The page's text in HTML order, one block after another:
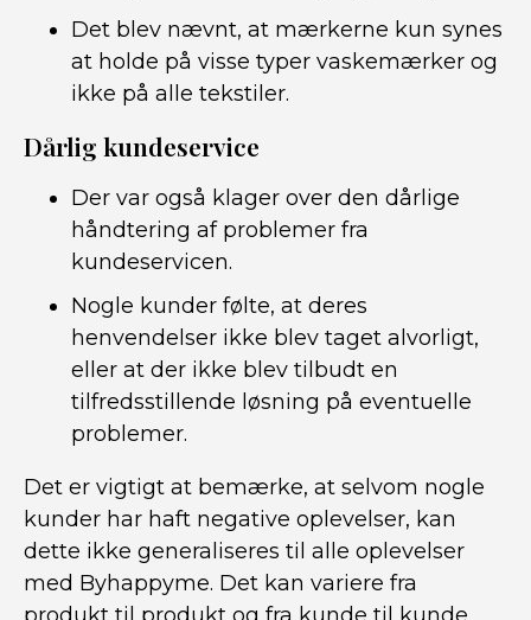
Det blev nævnt, at mærkerne kun synes
at holde på visse typer vaskemærker og
ikke på alle tekstiler.
Dårlig kundeservice
Der var også klager over den dårlige
håndtering af problemer fra
kundeservicen.
Nogle kunder følte, at deres
henvendelser ikke blev taget alvorligt,
eller at der ikke blev tilbudt en
tilfredsstillende løsning på eventuelle
problemer.
Det er vigtigt at bemærke, at selvom nogle
kunder har haft negative oplevelser, kan
dette ikke generaliseres til alle oplevelser
med Byhappyme. Det kan variere fra